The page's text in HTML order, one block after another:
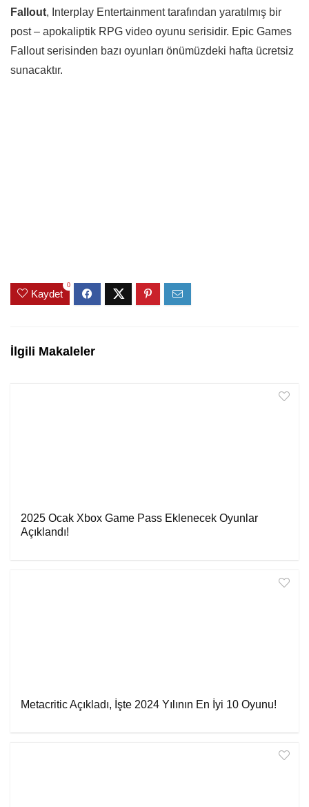
Fallout, Interplay Entertainment tarafından yaratılmış bir
post – apokaliptik RPG video oyunu serisidir. Epic Games
Fallout serisinden bazı oyunları önümüzdeki hafta ücretsiz
sunacaktır.
Kaydet
0
İlgili Makaleler
2025 Ocak Xbox Game Pass Eklenecek Oyunlar
Açıklandı!
Metacritic Açıkladı, İşte 2024 Yılının En İyi 10 Oyunu!